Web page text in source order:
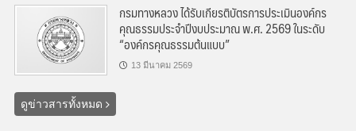
กรมทางหลวง ได้รับเกียรติบัตรการประเมินองค์กร
คุณธรรมประจำปีงบประมาณ พ.ศ. 2569 ในระดับ
“องค์กรคุณธรรมต้นแบบ”
13 มีนาคม 2569
ดูข่าวสารทั้งหมด